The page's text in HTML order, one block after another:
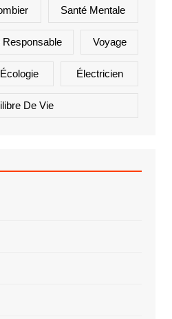
Santé Mentale
Responsable Voyage
Écologie Électricien
De Vie